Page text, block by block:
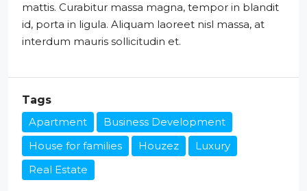
mattis. Curabitur massa magna, tempor in blandit
id, porta in ligula. Aliquam laoreet nisl massa, at
interdum mauris sollicitudin et.
Tags
Apartment
Business Development
House for families
Houzez
Luxury
Real Estate